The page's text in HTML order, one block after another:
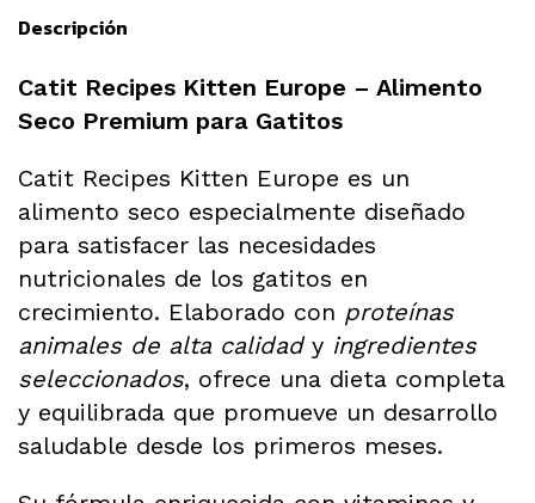
Descripción
Catit Recipes Kitten Europe – Alimento
Seco Premium para Gatitos
Catit Recipes Kitten Europe es un
alimento seco especialmente diseñado
para satisfacer las necesidades
nutricionales de los gatitos en
crecimiento. Elaborado con proteínas
animales de alta calidady ingredientes
seleccionados, ofrece una dieta completa
y equilibrada que promueve un desarrollo
saludable desde los primeros meses.